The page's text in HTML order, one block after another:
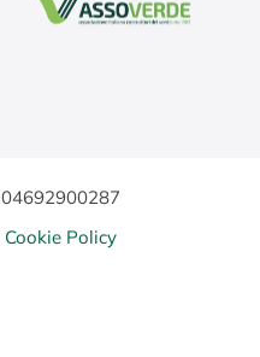
04692900287
Cookie Policy